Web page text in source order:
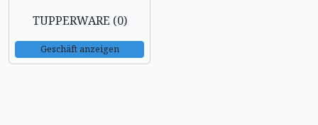
TUPPERWARE (0)
Geschäft anzeigen